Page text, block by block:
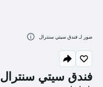
فندق سيتي سنترال
صور لـ فندق سيتي سنترال